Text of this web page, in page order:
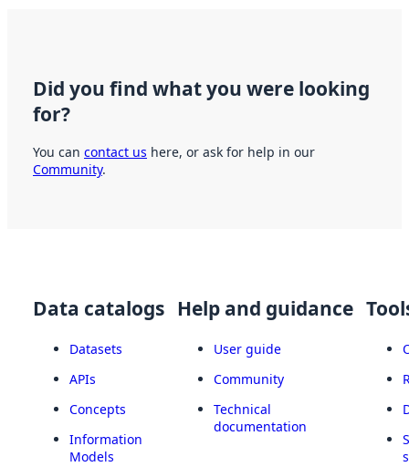
Did you find what you were looking
for?
You can contact us here, or ask for help in our
Community.
Data catalogs
Datasets
APIs
Concepts
Information
Models
Help and guidance
User guide
Community
Technical
documentation